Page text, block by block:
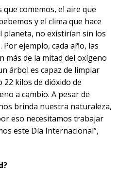
que comemos, el aire que
y el clima que hace
planeta, no existirían sin los
ejemplo, cada año, las
más de la mitad del oxígeno
árbol es capaz de limpiar
kilos de dióxido de
a cambio. A pesar de
brinda nuestra naturaleza,
eso necesitamos trabajar
este Día Internacional”,